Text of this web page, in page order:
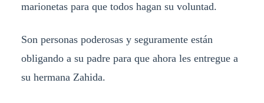
marionetas para que todos hagan su voluntad.
Son personas poderosas y seguramente están
obligando a su padre para que ahora les entregue a
su hermana Zahida.